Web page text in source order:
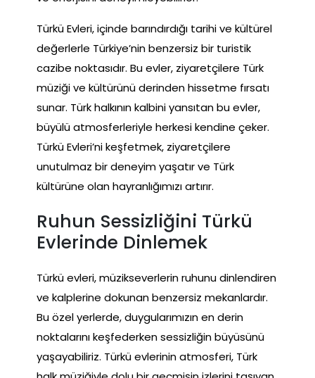
Türkü Evleri, içinde barındırdığı tarihi ve kültürel
değerlerle Türkiye’nin benzersiz bir turistik
cazibe noktasıdır. Bu evler, ziyaretçilere Türk
müziği ve kültürünü derinden hissetme fırsatı
sunar. Türk halkının kalbini yansıtan bu evler,
büyülü atmosferleriyle herkesi kendine çeker.
Türkü Evleri’ni keşfetmek, ziyaretçilere
unutulmaz bir deneyim yaşatır ve Türk
kültürüne olan hayranlığımızı artırır.
Ruhun Sessizliğini Türkü
Evlerinde Dinlemek
Türkü evleri, müzikseverlerin ruhunu dinlendiren
ve kalplerine dokunan benzersiz mekanlardır.
Bu özel yerlerde, duygularımızın en derin
noktalarını keşfederken sessizliğin büyüsünü
yaşayabiliriz. Türkü evlerinin atmosferi, Türk